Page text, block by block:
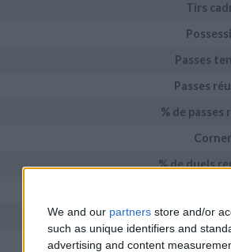
We and our partners store and/or
such as unique identifiers and
advertising and content
Tirs
Passes
Passes
% de passes
% de duels
Cartons
Cartons